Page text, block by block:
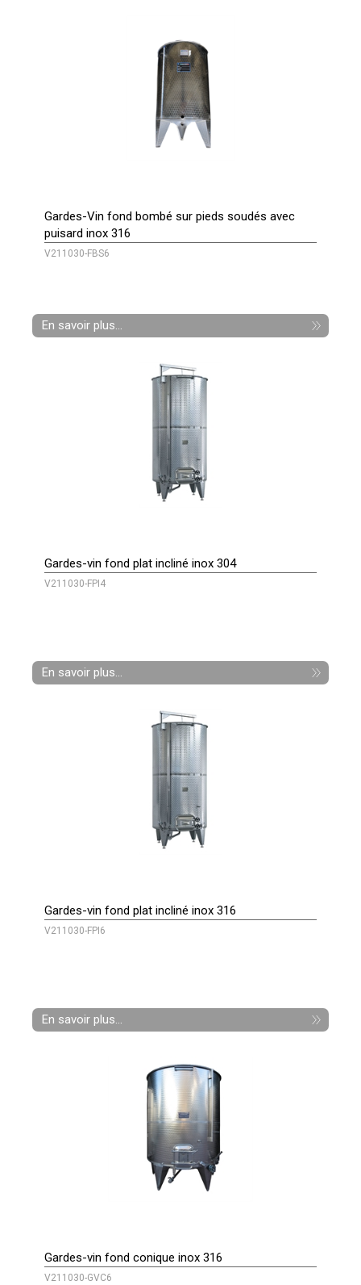
Gardes-Vin fond bombé sur pieds soudés avec
puisard inox 316
V211030-FBS6
En savoir plus...
Gardes-vin fond plat incliné inox 304
V211030-FPI4
En savoir plus...
Gardes-vin fond plat incliné inox 316
V211030-FPI6
En savoir plus...
Gardes-vin fond conique inox 316
V211030-GVC6